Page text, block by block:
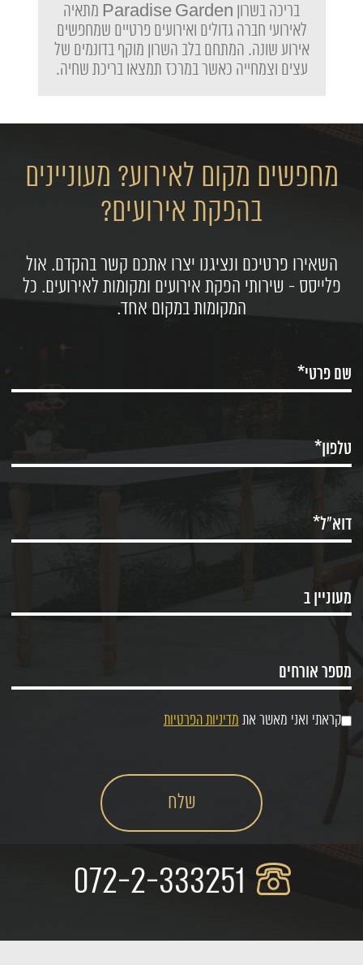
בריכה בשרון Paradise Garden מתאיה
לאירועי חברה גדולים ואירועים פרטיים שמחפשים
אירוע שונה. המתחם בלב השרון מוקף בדונמים של
עצים וצמחייה כאשר במרכז תמצאו בריכת שחיה.
מחפשים מקום לאירוע? מעוניינים
בהפקת אירועים?
השאירו פרטיכם ונציגנו יצרו אתכם קשר בהקדם. אול
פלייסס - שירותי הפקת אירועים ומקומות לאירועים. כל
המקומות במקום אחד.
קראתי ואני מאשר את מדיניות הפרטיות